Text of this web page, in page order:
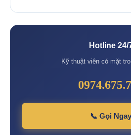
Hotline 24/
Kỹ thuật viên có mặt
📞 Gọi Ngay